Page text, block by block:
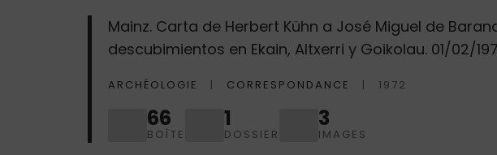
Mainz. Carta de Herbert Kühn a José Miguel de
descubimientos en Ekain, Altxerri y Goikolau. 01/02/
ARCHÉOLOGIE CORRESPONDANCE 1972
66
BOÎTE
1
DOSSIER
3
IMAGES